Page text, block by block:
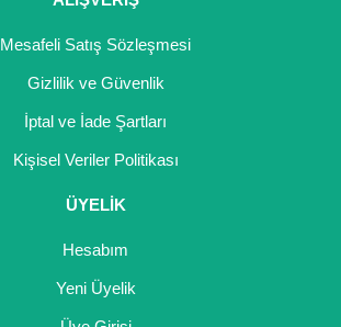
Mesafeli Satış Sözleşmesi
Gizlilik ve Güvenlik
İptal ve İade Şartları
Kişisel Veriler Politikası
ÜYELİK
Hesabım
Yeni Üyelik